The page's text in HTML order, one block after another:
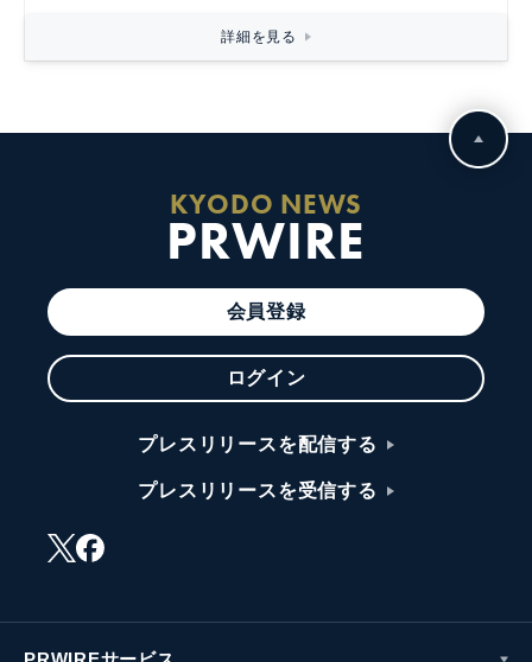
詳細を見る
KYODO NEWS
PRWIRE
会員登録
ログイン
プレスリリースを配信する
プレスリリースを受信する